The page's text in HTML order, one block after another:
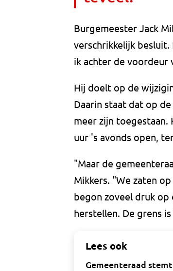
Burgemeester Jack
verschrikkelijk
ik achter de voordeur
Hij doelt op de
Daarin staat dat op
meer zijn toegestaan.
uur 's avonds open,
"Maar de
Mikkers. "We zaten
begon zoveel druk
herstellen. De grens
Lees ook
Gemeenteraad